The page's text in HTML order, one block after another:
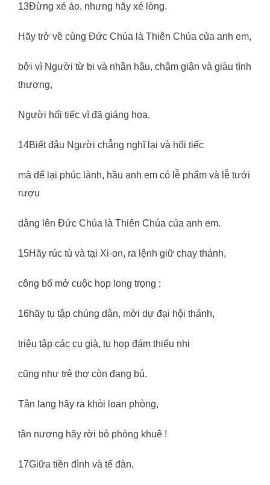
13Đừng xé áo, nhưng hãy xé lòng.
Hãy trở về cùng Đức Chúa là Thiên Chúa của anh em,
bởi vì Người từ bi và nhân hậu, chậm giận và giàu tình
thương,
Người hối tiếc vì đã giáng hoạ.
14Biết đâu Người chẳng nghĩ lại và hối tiếc
mà để lại phúc lành, hầu anh em có lễ phẩm và lễ tưới
rượu
dâng lên Đức Chúa là Thiên Chúa của anh em.
15Hãy rúc tù và tại Xi-on, ra lệnh giữ chay thánh,
công bố mở cuộc họp long trọng ;
16hãy tụ tập chúng dân, mời dự đại hội thánh,
triệu tập các cụ già, tụ họp đám thiếu nhi
cũng như trẻ thơ còn đang bú.
Tân lang hãy ra khỏi loan phòng,
tân nương hãy rời bỏ phòng khuê !
17Giữa tiền đình và tế đàn,